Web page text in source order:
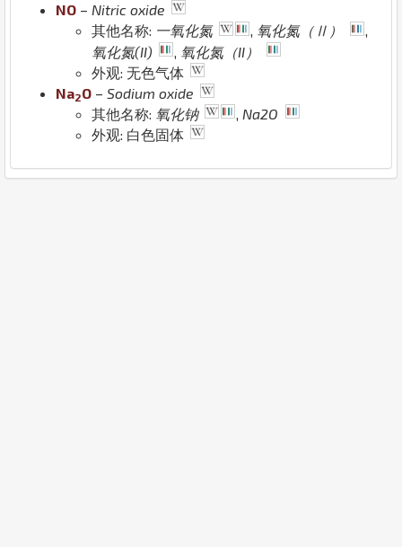
NO – Nitric oxide
其他名称: 一氧化氮 , 氧化氮（Ⅱ）
,
氧化氮(II)
氧化氮（II）
外观: 无色气体
Na2O – Sodium oxide
其他名称: 氧化钠
Na2O
外观: 白色固体